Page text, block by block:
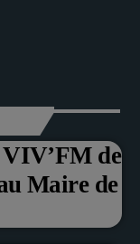
VIV’FM de
Maire de